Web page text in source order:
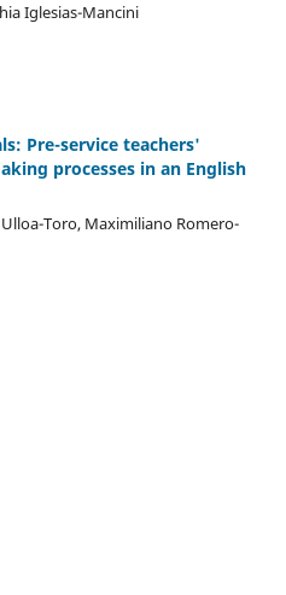
Iglesias-Mancini
Pre-service teachers'
processes in an English
Toro, Maximiliano Romero-